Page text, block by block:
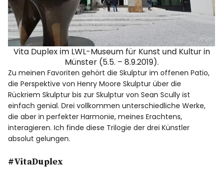
Vita Duplex im LWL-Museum für Kunst und Kultur in
Münster (5.5. – 8.9.2019).
Zu meinen Favoriten gehört die Skulptur im offenen Patio,
die Perspektive von Henry Moore Skulptur über die
Rückriem Skulptur bis zur Skulptur von Sean Scully ist
einfach genial. Drei vollkommen unterschiedliche Werke,
die aber in perfekter Harmonie, meines Erachtens,
interagieren. Ich finde diese Trilogie der drei Künstler
absolut gelungen.
#VitaDuplex